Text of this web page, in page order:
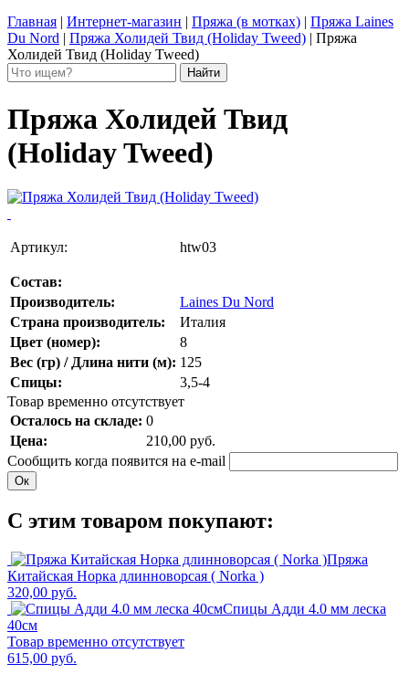
Главная | Интернет-магазин | Пряжа (в мотках) | Пряжа Laines
Du Nord | Пряжа Холидей Твид (Holiday Tweed) | Пряжа
Холидей Твид (Holiday Tweed)
Пряжа Холидей Твид
(Holiday Tweed)
Артикул: htw03
Состав:
Производитель:
Laines Du Nord
Страна производитель:
Италия
Цвет (номер):
8
Вес (гр) / Длина нити (м): 125
Спицы:
3,5-4
Товар временно отсутствует
Осталось на складе: 0
Цена:
210,00 руб.
Сообщить когда появится на e-mail
C этим товаром покупают:
Пряжа
Китайская Норка длинноворсая ( Norka )
320,00 руб.
Спицы Адди 4.0 мм леска
40см
Товар временно отсутствует
615,00 руб.